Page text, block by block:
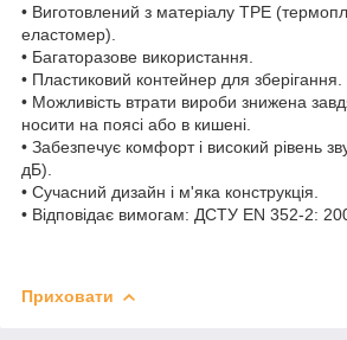
• Виготовлений з матеріалу TPE
еластомер).
• Багаторазове використання.
• Пластиковий контейнер для зберігання.
• Можливість втрати вироби знижена
носити на поясі або в кишені.
• Забезпечує комфорт і високий рівень
дБ).
• Сучасний дизайн і м'яка конструкція.
• Відповідає вимогам: ДСТУ EN 352-2:
Приховати